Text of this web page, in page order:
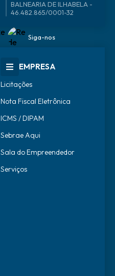
46.482.865/0001-32
Siga-nos
EMPRESA
Licitações
Nota Fiscal Eletrônica
ICMS / DIPAM
Sebrae Aqui
Sala do Empreendedor
Serviços